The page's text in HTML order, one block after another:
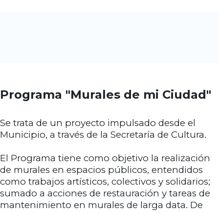
Programa "Murales de mi Ciudad"
Se trata de un proyecto impulsado desde el
Municipio, a través de la Secretaría de Cultura.
El Programa tiene como objetivo la realización
de murales en espacios públicos, entendidos
como trabajos artísticos, colectivos y solidarios;
sumado a acciones de restauración y tareas de
mantenimiento en murales de larga data. De